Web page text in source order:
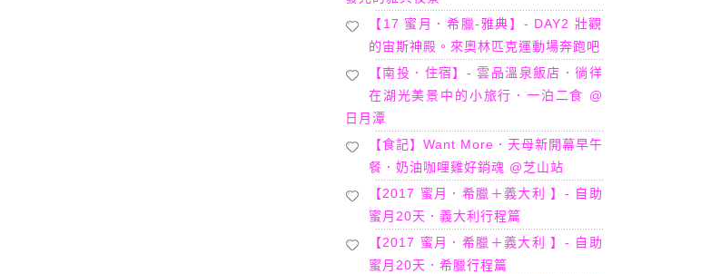
【17 蜜月．希臘-雅典】- DAY2 壯觀
的宙斯神殿。來奧林匹克運動場奔跑吧
【南投．住宿】- 雲品溫泉飯店．徜徉
在湖光美景中的小旅行．一泊二食 @
日月潭
【食記】Want More．天母新開幕早午
餐．奶油咖哩雞好銷魂 @芝山站
【2017 蜜月．希臘＋義大利 】- 自助
蜜月20天．義大利行程篇
【2017 蜜月．希臘＋義大利 】- 自助
蜜月20天．希臘行程篇